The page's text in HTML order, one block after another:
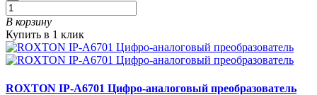
В корзину
Купить в 1 клик
ROXTON IP-A6701 Цифро-аналоговый преобразователь